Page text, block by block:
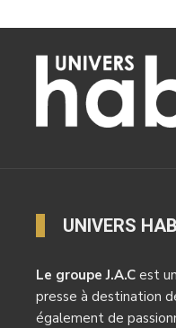
UNIVERS
Le groupe J.A.C est
presse à destination
également de